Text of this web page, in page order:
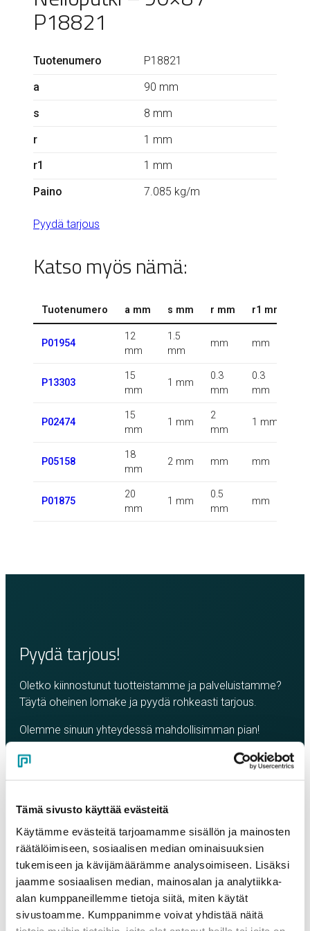
Tämä sivusto käyttää evästeitä
Käytämme evästeitä tarjoamamme sisällön ja mainosten
räätälöimiseen, sosiaalisen median ominaisuuksien
tukemiseen ja kävijämäärämme analysoimiseen. Lisäksi
jaamme sosiaalisen median, mainosalan ja analytiikka-
alan kumppaneillemme tietoja siitä, miten käytät
sivustoamme. Kumppanimme voivat yhdistää näitä
P18821
Tuotenumero
P18821
a
90 mm
s
8 mm
r
1 mm
r1
1 mm
Paino
7.085 kg/m
Pyydä tarjous
Katso myös nämä:
Tuotenumero a mm s mm r mm r1 mm
P01954
12
mm
1.5
mm
mm mm
P13303
15
mm
1 mm
0.3
mm
0.3
mm
P02474
15
mm
1 mm
2
mm
1 mm
P05158
18
mm
2 mm mm mm
P01875
20
mm
1 mm
0.5
mm
mm
Pyydä tarjous!
Oletko kiinnostunut tuotteistamme ja palveluistamme?
Täytä oheinen lomake ja pyydä rohkeasti tarjous.
Olemme sinuun yhteydessä mahdollisimman pian!
Yritys
Yhteyshenkilö *
Sähköposti *
Puhelinnumero